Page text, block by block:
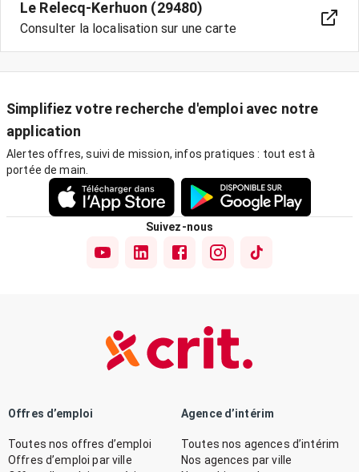
Le Relecq-Kerhuon (29480)
Consulter la localisation sur une carte
Simplifiez votre recherche d'emploi avec notre
application
Alertes offres, suivi de mission, infos pratiques : tout est à
portée de main.
Suivez-nous
Offres d’emploi
Toutes nos offres d’emploi
Offres d’emploi par ville
Agence d’intérim
Toutes nos agences d’intérim
Nos agences par ville